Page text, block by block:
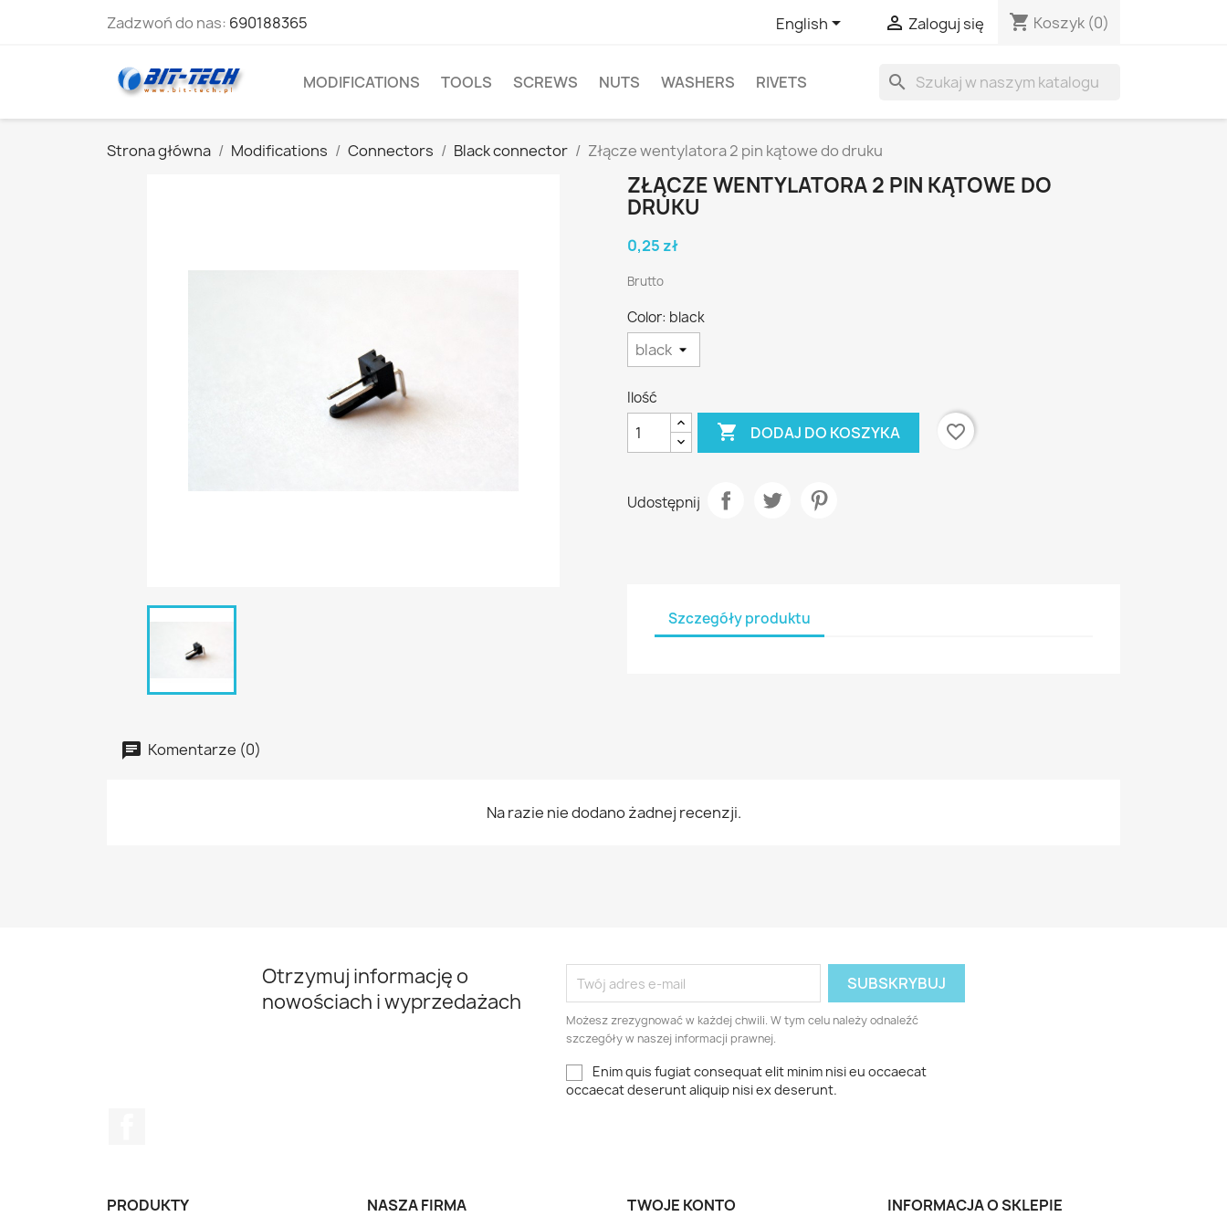
Zadzwoń do nas: 690188365 English  Zaloguj się shopping_cart Koszyk (0)
MODIFICATIONS TOOLS SCREWS NUTS WASHERS RIVETS search
Strona główna Modifications Connectors Black connector Złącze wentylatora 2 pin kątowe do druku
ZŁĄCZE WENTYLATORA 2 PIN KĄTOWE DO
DRUKU
0,25 zł
Brutto
Color: black
Ilość
 DODAJ DO KOSZYKA favorite_border
Udostępnij
Szczegóły produktu
Komentarze (0)
Na razie nie dodano żadnej recenzji.
Otrzymuj informację o
nowościach i wyprzedażach
Możesz zrezygnować w każdej chwili. W tym celu należy odnaleźć
szczegóły w naszej informacji prawnej.
Enim quis fugiat consequat elit minim nisi eu occaecat
occaecat deserunt aliquip nisi ex deserunt.
PRODUKTY NASZA FIRMA TWOJE KONTO INFORMACJA O SKLEPIE